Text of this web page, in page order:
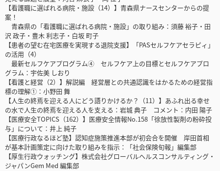
【看護職に選ばれる病院・施設（14）】青森県ナースセンターからの提
案！
青森県の「看護職に選ばれる病院・施設」の取り組み：須藤 裕子・田
沢 政子・豊木 利志子・白坂 町子
【患者の望む在宅医療を実現する退院支援】「PASセルフケアセラピィ」
の活用（4）
最新セルフケアプログラム④ セルフケア上の目標とセルフケアプロ
グラム：宇佐美 しおり
【看護と経営（2）】解説編 経営層との共通認識をはかるための経営指
標の理解①：小野田 舞
【人生の終焉を迎える人にどう語りかけるか？（11）】あふれ出る幸せ
の水で人生の終焉を迎える人を支える：岩城 典子 コメント：内田 陽子
【医療安全TOPICS（162）】医療安全情報No.158「徐放性製剤の粉砕投
与」について：井上 純子
【医療行政なるほど塾】認知症施策推進本部が初会合を開催 岸田首相
が基本計画策定に向けた取り組みを指示：「社会保険旬報」編集部
【厚生行政ウォッチング】株式会社グローバルヘルスコンサルティング・
ジャパンGem Med 編集部